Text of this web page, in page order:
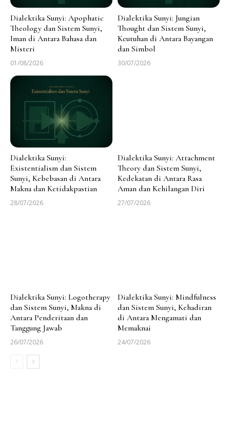
Dialektika Sunyi: Apophatic
Theology dan Sistem Sunyi,
Iman di Antara Bahasa dan
Misteri
01/08/2026
Dialektika Sunyi: Jungian
Thought dan Sistem Sunyi,
Keutuhan di Antara Bayangan
dan Simbol
30/07/2026
Dialektika Sunyi:
Existentialism dan Sistem
Sunyi, Kebebasan di Antara
Makna dan Ketidakpastian
28/07/2026
Dialektika Sunyi: Attachment
Theory dan Sistem Sunyi,
Kedekatan di Antara Rasa
Aman dan Kehilangan Diri
27/07/2026
Dialektika Sunyi: Logotherapy
dan Sistem Sunyi, Makna di
Antara Penderitaan dan
Tanggung Jawab
26/07/2026
Dialektika Sunyi: Mindfulness
dan Sistem Sunyi, Kehadiran
di Antara Mengamati dan
Memaknai
24/07/2026